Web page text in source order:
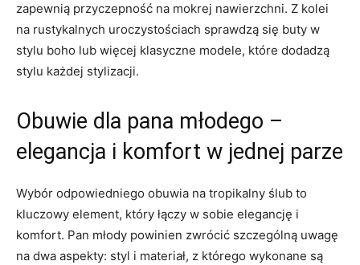
zapewnią przyczepność na mokrej nawierzchni. Z kolei
na rustykalnych uroczystościach sprawdzą się buty w
stylu boho lub więcej klasyczne modele, które dodadzą
stylu każdej stylizacji.
Obuwie dla pana młodego –
elegancja i komfort w jednej parze
Wybór odpowiedniego obuwia na tropikalny ślub to
kluczowy element, który łączy w sobie elegancję i
komfort. Pan młody powinien zwrócić szczególną uwagę
na dwa aspekty: styl i materiał, z którego wykonane są